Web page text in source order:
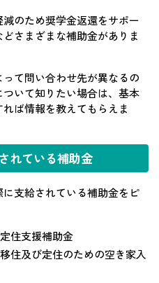
のため奨学金返還をサポー
さまざまな補助金がありま
て問い合わせ先が異なるの
いて知りたい場合は、基本
ば情報を教えてもらえま
れている補助金
支給されている補助金をピ
住支援補助金
住及び定住のための空き家入